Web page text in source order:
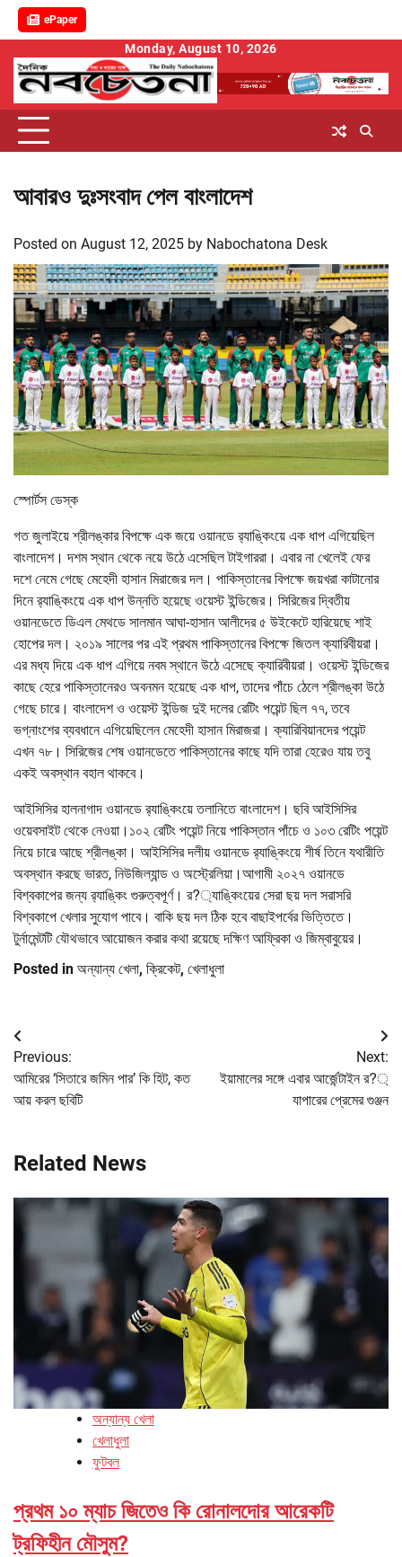
ePaper
content
Monday, August 10, 2026
আবারও দুঃসংবাদ পেল বাংলাদেশ
Posted on August 12, 2025 by Nabochatona Desk
স্পোর্টস ডেস্ক
গত জুলাইয়ে শ্রীলঙ্কার বিপক্ষে এক জয়ে ওয়ানডে র‌্যাঙ্কিংয়ে এক ধাপ এগিয়েছিল
বাংলাদেশ। দশম স্থান থেকে নয়ে উঠে এসেছিল টাইগাররা। এবার না খেলেই ফের
দশে নেমে গেছে মেহেদী হাসান মিরাজের দল। পাকিস্তানের বিপক্ষে জয়খরা কাটানোর
দিনে র‌্যাঙ্কিংয়ে এক ধাপ উন্নতি হয়েছে ওয়েস্ট ইন্ডিজের। সিরিজের দ্বিতীয়
ওয়ানডেতে ডিএল মেথডে সালমান আঘা-হাসান আলীদের ৫ উইকেটে হারিয়েছে শাই
হোপের দল। ২০১৯ সালের পর এই প্রথম পাকিস্তানের বিপক্ষে জিতল ক্যারিবীয়রা।
এর মধ্য দিয়ে এক ধাপ এগিয়ে নবম স্থানে উঠে এসেছে ক্যারিবীয়রা। ওয়েস্ট ইন্ডিজের
কাছে হেরে পাকিস্তানেরও অবনমন হয়েছে এক ধাপ, তাদের পাঁচে ঠেলে শ্রীলঙ্কা উঠে
গেছে চারে। বাংলাদেশ ও ওয়েস্ট ইন্ডিজ দুই দলের রেটিং পয়েন্ট ছিল ৭৭, তবে
ভগ্নাংশের ব্যবধানে এগিয়েছিলেন মেহেদী হাসান মিরাজরা। ক্যারিবিয়ানদের পয়েন্ট
এখন ৭৮। সিরিজের শেষ ওয়ানডেতে পাকিস্তানের কাছে যদি তারা হেরেও যায় তবু
একই অবস্থান বহাল থাকবে।
আইসিসির হালনাগাদ ওয়ানডে র‌্যাঙ্কিংয়ে তলানিতে বাংলাদেশ। ছবি আইসিসির
ওয়েবসাইট থেকে নেওয়া।১০২ রেটিং পয়েন্ট নিয়ে পাকিস্তান পাঁচে ও ১০৩ রেটিং পয়েন্ট
নিয়ে চারে আছে শ্রীলঙ্কা। আইসিসির দলীয় ওয়ানডে র‌্যাঙ্কিংয়ে শীর্ষ তিনে যথারীতি
অবস্থান করছে ভারত, নিউজিল্যান্ড ও অস্ট্রেলিয়া।আগামী ২০২৭ ওয়ানডে
বিশ্বকাপের জন্য র‌্যাঙ্কিং গুরুত্বপূর্ণ। র?্যাঙ্কিংয়ের সেরা ছয় দল সরাসরি
বিশ্বকাপে খেলার সুযোগ পাবে। বাকি ছয় দল ঠিক হবে বাছাইপর্বের ভিত্তিতে।
টুর্নামেন্টটি যৌথভাবে আয়োজন করার কথা রয়েছে দক্ষিণ আফ্রিকা ও জিম্বাবুয়ের।
Posted in অন্যান্য খেলা, ক্রিকেট, খেলাধুলা
Post
navigation
Previous:
আমিরের ‘সিতারে জমিন পার’ কি হিট, কত
আয় করল ছবিটি
Next:
ইয়ামালের সঙ্গে এবার আর্জেন্টাইন র?্
যাপারের প্রেমের গুঞ্জন
Related News
অন্যান্য খেলা
খেলাধুলা
ফুটবল
প্রথম ১০ ম্যাচ জিতেও কি রোনালদোর আরেকটি
ট্রফিহীন মৌসুম?